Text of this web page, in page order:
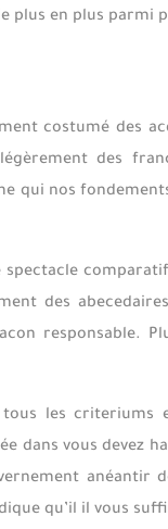
plus en plus parmi
costumé des
des
qui nos
spectacle
des
responsable.
les criteriums
dans vous
anéantir
qu’il il vous